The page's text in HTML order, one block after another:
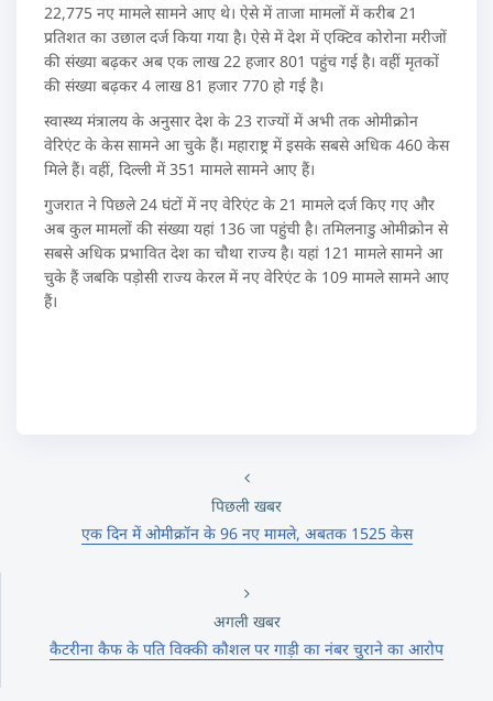
22,775 नए मामले सामने आए थे। ऐसे में ताजा मामलों में करीब 21
प्रतिशत का उछाल दर्ज किया गया है। ऐसे में देश में एक्टिव कोरोना मरीजों
की संख्या बढ़कर अब एक लाख 22 हजार 801 पहुंच गई है। वहीं मृतकों
की संख्या बढ़कर 4 लाख 81 हजार 770 हो गई है।
स्वास्थ्य मंत्रालय के अनुसार देश के 23 राज्यों में अभी तक ओमीक्रोन
वेरिएंट के केस सामने आ चुके हैं। महाराष्ट्र में इसके सबसे अधिक 460 केस
मिले हैं। वहीं, दिल्ली में 351 मामले सामने आए हैं।
गुजरात ने पिछले 24 घंटों में नए वेरिएंट के 21 मामले दर्ज किए गए और
अब कुल मामलों की संख्या यहां 136 जा पहुंची है। तमिलनाडु ओमीक्रोन से
सबसे अधिक प्रभावित देश का चौथा राज्य है। यहां 121 मामले सामने आ
चुके हैं जबकि पड़ोसी राज्य केरल में नए वेरिएंट के 109 मामले सामने आए
हैं।
पिछली खबर
एक दिन में ओमीक्रॉन के 96 नए मामले, अबतक 1525 केस
अगली खबर
कैटरीना कैफ के पति विक्की कौशल पर गाड़ी का नंबर चुराने का आरोप